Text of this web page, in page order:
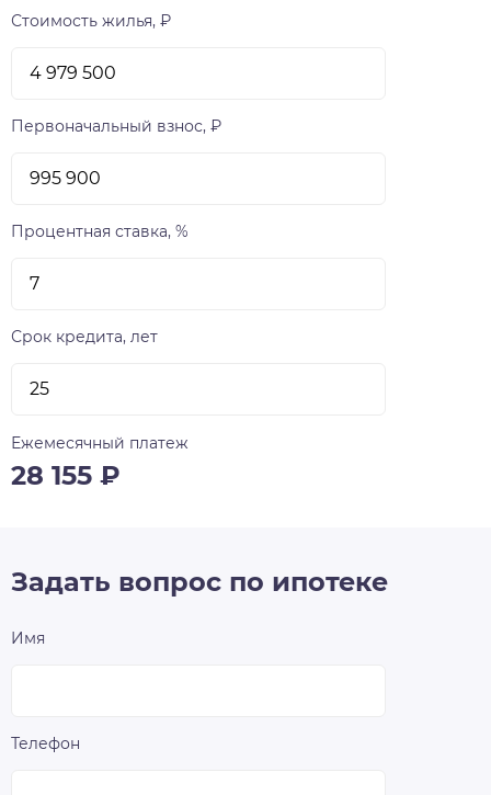
Стоимость жилья, ₽
Первоначальный взнос, ₽
Процентная ставка, %
Срок кредита, лет
Ежемесячный платеж
28 155 ₽
Задать вопрос по ипотеке
Имя
Телефон